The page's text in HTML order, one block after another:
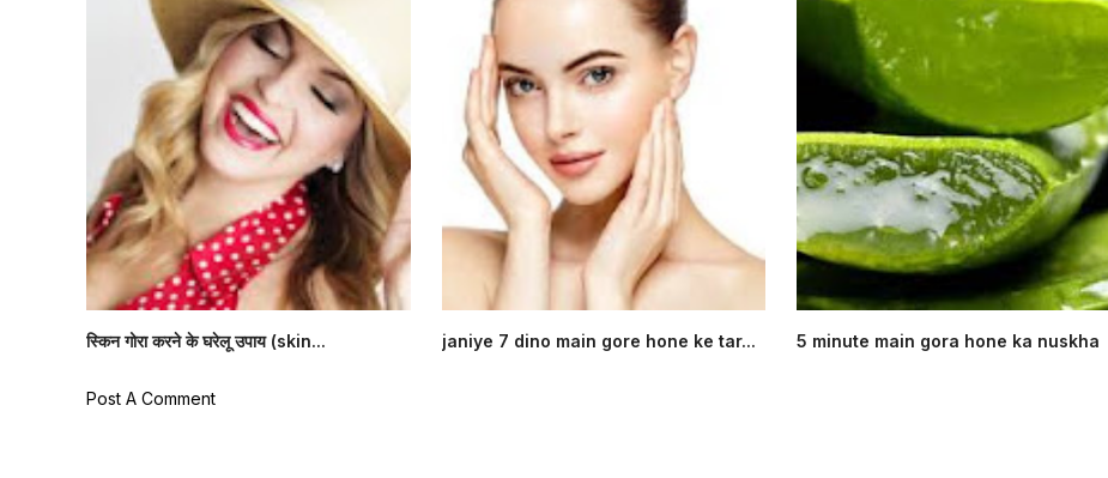
स्किन गोरा करने के घरेलू उपाय (skin... janiye 7 dino main gore hone ke tar... 5 minute main gora hone ka nuskha
Post A Comment